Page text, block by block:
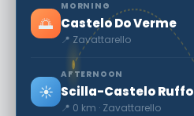
🌅
MORNING
Castelo Do Verme
📍 Zavattarello
☀️
AFTERNOON
Scilla-Castelo Ruffo
📍 0 km · Zavattarello